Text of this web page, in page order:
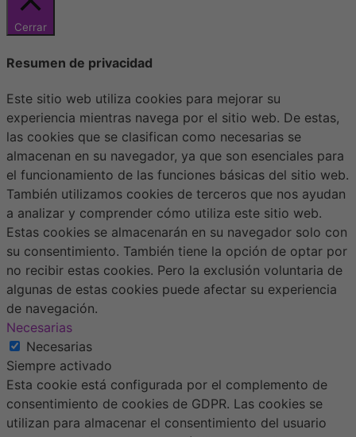
Cerrar
Resumen de privacidad
Este sitio web utiliza cookies para mejorar su
experiencia mientras navega por el sitio web. De estas,
las cookies que se clasifican como necesarias se
almacenan en su navegador, ya que son esenciales para
el funcionamiento de las funciones básicas del sitio web.
También utilizamos cookies de terceros que nos ayudan
a analizar y comprender cómo utiliza este sitio web.
Estas cookies se almacenarán en su navegador solo con
su consentimiento. También tiene la opción de optar por
no recibir estas cookies. Pero la exclusión voluntaria de
algunas de estas cookies puede afectar su experiencia
de navegación.
Necesarias
Necesarias
Siempre activado
Esta cookie está configurada por el complemento de
consentimiento de cookies de GDPR. Las cookies se
utilizan para almacenar el consentimiento del usuario